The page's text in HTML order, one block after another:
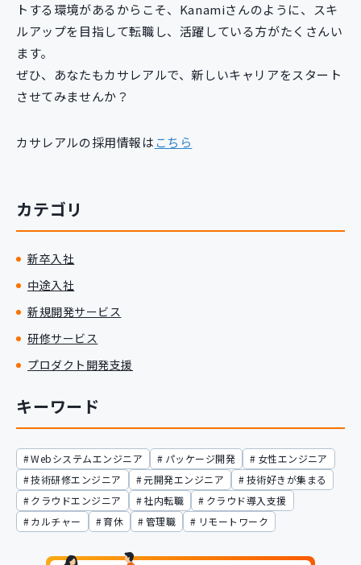
トする環境があるからこそ、Kanamiさんのように、スキ
ルアップを目指して転職し、活躍している方がたくさんい
ます。
ぜひ、あなたもカサレアルで、新しいキャリアをスタート
させてみませんか？
カサレアルの採用情報はこちら
カテゴリ
新卒入社
中途入社
新規開発サービス
研修サービス
プロダクト開発支援
キーワード
Webシステムエンジニア パッケージ開発
女性エンジニア
技術研修エンジニア
元開発エンジニア
技術好きが集まる
クラウドエンジニア
社内転職
クラウド導入支援
カルチャー
育休 管理職 リモートワーク